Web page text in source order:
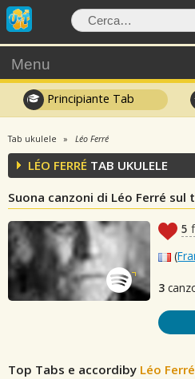
Menu
Principiante Tab
Tab ukulele Léo Ferré
LÉO FERRÉ TAB UKULELE
Suona canzoni di Léo Ferré sul
5
(
3
Top Tabs e accordiby Léo Ferré